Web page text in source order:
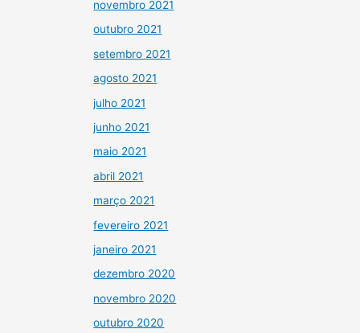
novembro 2021
outubro 2021
setembro 2021
agosto 2021
julho 2021
junho 2021
maio 2021
abril 2021
março 2021
fevereiro 2021
janeiro 2021
dezembro 2020
novembro 2020
outubro 2020